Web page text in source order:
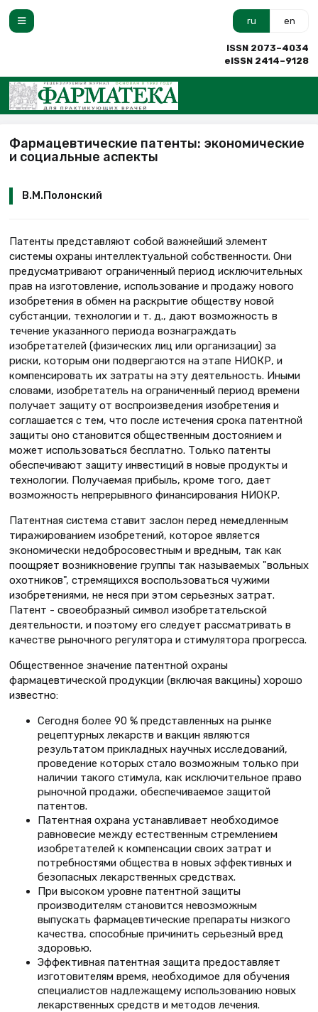
ru en
ISSN 2073–4034
eISSN 2414–9128
Фармацевтические патенты: экономические
и социальные аспекты
В.М.Полонский
Патенты представляют собой важнейший элемент
системы охраны интеллектуальной собственности. Они
предусматривают ограниченный период исключительных
прав на изготовление, использование и продажу нового
изобретения в обмен на раскрытие обществу новой
субстанции, технологии и т. д., дают возможность в
течение указанного периода вознаграждать
изобретателей (физических лиц или организации) за
риски, которым они подвергаются на этапе НИОКР, и
компенсировать их затраты на эту деятельность. Иными
словами, изобретатель на ограниченный период времени
получает защиту от воспроизведения изобретения и
соглашается с тем, что после истечения срока патентной
защиты оно становится общественным достоянием и
может использоваться бесплатно. Только патенты
обеспечивают защиту инвестиций в новые продукты и
технологии. Получаемая прибыль, кроме того, дает
возможность непрерывного финансирования НИОКР.
Патентная система ставит заслон перед немедленным
тиражированием изобретений, которое является
экономически недобросовестным и вредным, так как
поощряет возникновение группы так называемых "вольных
охотников", стремящихся воспользоваться чужими
изобретениями, не неся при этом серьезных затрат.
Патент - своеобразный символ изобретательской
деятельности, и поэтому его следует рассматривать в
качестве рыночного регулятора и стимулятора прогресса.
Общественное значение патентной охраны
фармацевтической продукции (включая вакцины) хорошо
известно:
Сегодня более 90 % представленных на рынке
рецептурных лекарств и вакцин являются
результатом прикладных научных исследований,
проведение которых стало возможным только при
наличии такого стимула, как исключительное право
рыночной продажи, обеспечиваемое защитой
патентов.
Патентная охрана устанавливает необходимое
равновесие между естественным стремлением
изобретателей к компенсации своих затрат и
потребностями общества в новых эффективных и
безопасных лекарственных средствах.
При высоком уровне патентной защиты
производителям становится невозможным
выпускать фармацевтические препараты низкого
качества, способные причинить серьезный вред
здоровью.
Эффективная патентная защита предоставляет
изготовителям время, необходимое для обучения
специалистов надлежащему использованию новых
лекарственных средств и методов лечения.